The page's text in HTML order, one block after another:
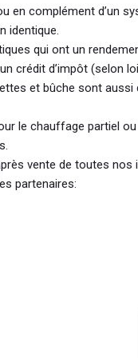
en complément d’un
identique.
qui ont un
crédit d’impôt (selon
et bûche sont
le chauffage partiel
vente de toutes
partenaires: